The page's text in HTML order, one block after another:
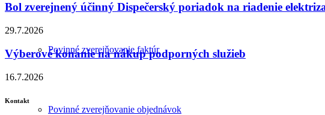
Povinné zverejňovanie faktúr
Povinné zverejňovanie objednávok
Bol zverejnený účinný Dispečerský poriadok na riadenie
29.7.2026
Výberové konanie na nákup podporných služieb
16.7.2026
Kontakt